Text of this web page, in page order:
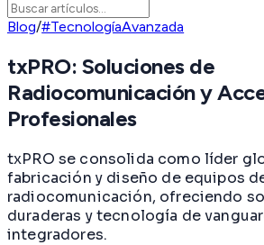
Blog/#TecnologíaAvanzada
txPRO: Soluciones de
Radiocomunicación y
Profesionales
txPRO se consolida como líder
fabricación y diseño de equipos
radiocomunicación, ofreciendo
duraderas y tecnología de
integradores.